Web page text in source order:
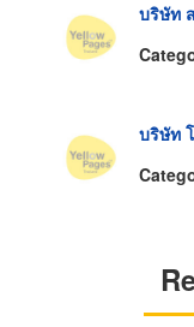
บริษัท
บริษัท